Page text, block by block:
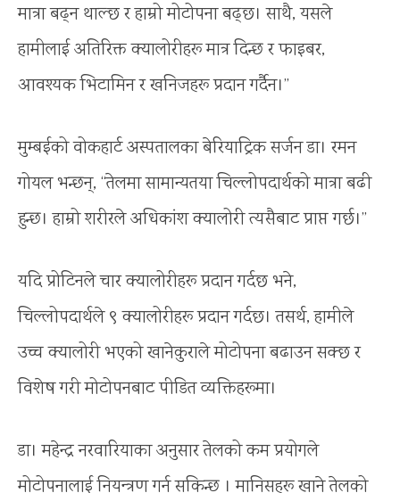
मात्रा बढ्न थाल्छ र हाम्रो मोटोपना बढ्छ। साथै, यसले
हामीलाई अतिरिक्त क्यालोरीहरू मात्र दिन्छ र फाइबर,
आवश्यक भिटामिन र खनिजहरू प्रदान गर्दैन।’’
मुम्बईको वोकहार्ट अस्पतालका बेरियाट्रिक सर्जन डा। रमन
गोयल भन्छन्, ‘‘तेलमा सामान्यतया चिल्लोपदार्थको मात्रा बढी
हुन्छ। हाम्रो शरीरले अधिकांश क्यालोरी त्यसैबाट प्राप्त गर्छ।’’
यदि प्रोटिनले चार क्यालोरीहरू प्रदान गर्दछ भने,
चिल्लोपदार्थले ९ क्यालोरीहरू प्रदान गर्दछ। तसर्थ, हामीले
उच्च क्यालोरी भएको खानेकुराले मोटोपना बढाउन सक्छ र
विशेष गरी मोटोपनबाट पीडित व्यक्तिहरूमा।
डा। महेन्द्र नरवारियाका अनुसार तेलको कम प्रयोगले
मोटोपनालाई नियन्त्रण गर्न सकिन्छ । मानिसहरू खाने तेलको